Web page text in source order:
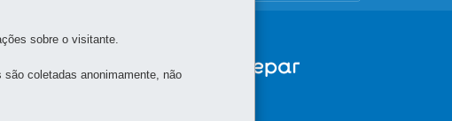
MAPA
sobre o visitante.
coletadas anonimamente, não